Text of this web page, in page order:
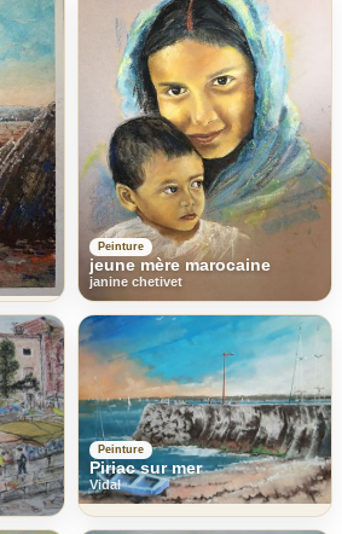
Peinture
jeune mère marocaine
janine chetivet
Peinture
Piriac sur mer
Vidal